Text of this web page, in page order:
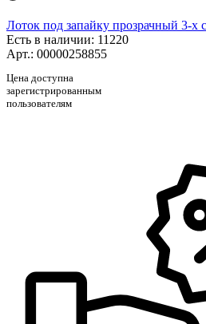
Лоток под запайку прозрачный 3-х
Есть в наличии: 11220
Арт.: 00000258855
Цена доступна
зарегистрированным
пользователям